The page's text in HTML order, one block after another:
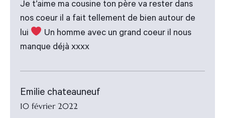
Je t’aime ma cousine ton père va rester dans
nos coeur il a fait tellement de bien autour de
lui
Un homme avec un grand coeur il nous
manque déjà xxxx
Emilie chateauneuf
10 février 2022